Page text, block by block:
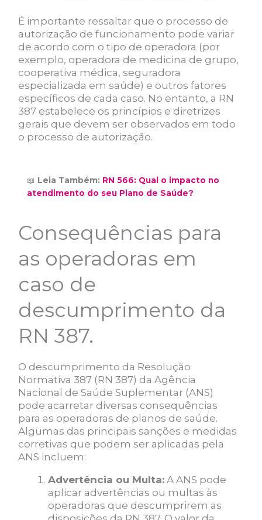
É importante ressaltar que o processo de
autorização de funcionamento pode variar
de acordo com o tipo de operadora (por
exemplo, operadora de medicina de grupo,
cooperativa médica, seguradora
especializada em saúde) e outros fatores
específicos de cada caso. No entanto, a RN
387 estabelece os princípios e diretrizes
gerais que devem ser observados em todo
o processo de autorização.
📖 Leia Também: RN 566: Qual o impacto no
atendimento do seu Plano de Saúde?
Consequências para
as operadoras em
caso de
descumprimento da
RN 387.
O descumprimento da Resolução
Normativa 387 (RN 387) da Agência
Nacional de Saúde Suplementar (ANS)
pode acarretar diversas consequências
para as operadoras de planos de saúde.
Algumas das principais sanções e medidas
corretivas que podem ser aplicadas pela
ANS incluem:
Advertência ou Multa: A ANS pode
aplicar advertências ou multas às
operadoras que descumprirem as